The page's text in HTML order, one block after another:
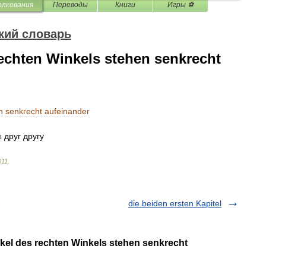
Переводы Книги Игры ⚽
словарь
Winkels stehen senkrecht
senkrecht aufeinander
друг другу
die beiden ersten Kapitel
des rechten Winkels stehen senkrecht